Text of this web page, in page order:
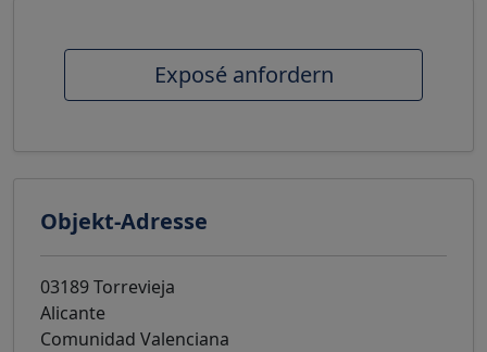
Exposé anfordern
Objekt-Adresse
03189 Torrevieja
Alicante
Comunidad Valenciana